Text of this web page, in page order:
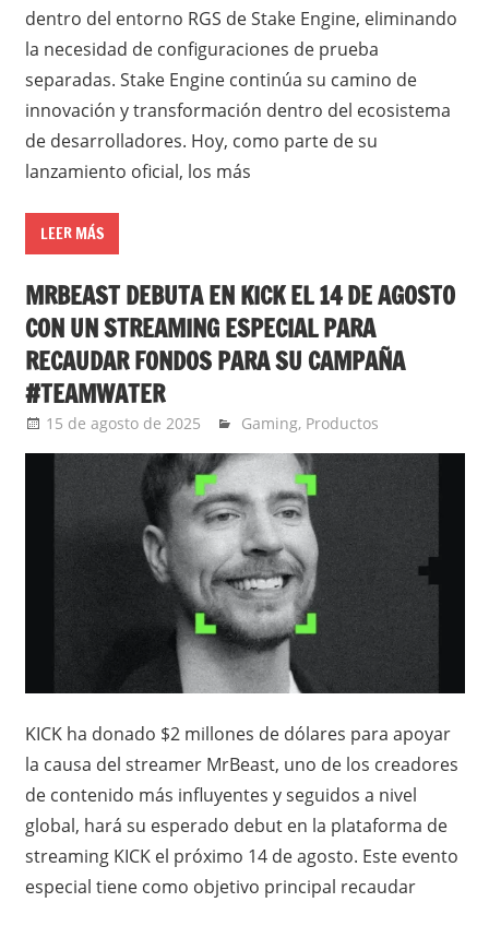
dentro del entorno RGS de Stake Engine, eliminando
la necesidad de configuraciones de prueba
separadas. Stake Engine continúa su camino de
innovación y transformación dentro del ecosistema
de desarrolladores. Hoy, como parte de su
lanzamiento oficial, los más
LEER MÁS
MRBEAST DEBUTA EN KICK EL 14 DE AGOSTO
CON UN STREAMING ESPECIAL PARA
RECAUDAR FONDOS PARA SU CAMPAÑA
#TEAMWATER
15 de agosto de 2025 Ernesto Herrera
Gaming, Productos
KICK ha donado $2 millones de dólares para apoyar
la causa del streamer MrBeast, uno de los creadores
de contenido más influyentes y seguidos a nivel
global, hará su esperado debut en la plataforma de
streaming KICK el próximo 14 de agosto. Este evento
especial tiene como objetivo principal recaudar